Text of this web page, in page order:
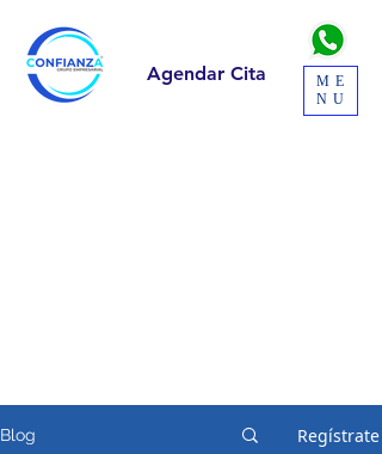
Agendar Cita
ME
NU
Blog Regístrate